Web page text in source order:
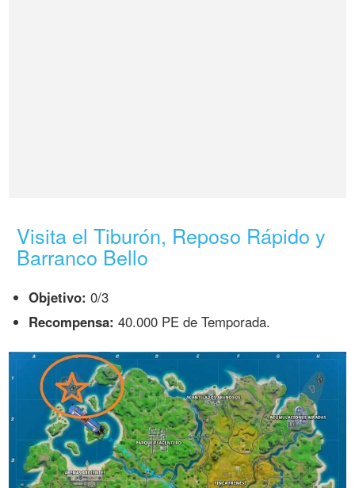
Visita el Tiburón, Reposo Rápido y
Barranco Bello
Objetivo: 0/3
Recompensa: 40.000 PE de Temporada.